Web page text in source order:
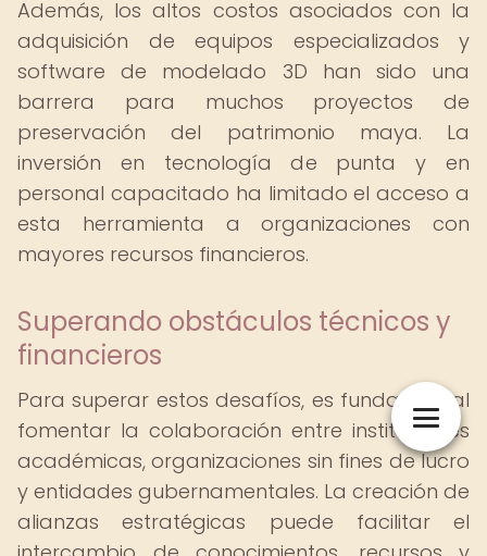
Además, los altos costos asociados con la
adquisición de equipos especializados y
software de modelado 3D han sido una
barrera para muchos proyectos de
preservación del patrimonio maya. La
inversión en tecnología de punta y en
personal capacitado ha limitado el acceso a
esta herramienta a organizaciones con
mayores recursos financieros.
Superando obstáculos técnicos y
financieros
Para superar estos desafíos, es fundamental
fomentar la colaboración entre instituciones
académicas, organizaciones sin fines de lucro
y entidades gubernamentales. La creación de
alianzas estratégicas puede facilitar el